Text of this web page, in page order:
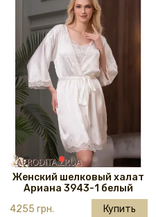
Женский шелковый халат
Ариана 3943-1 белый
4255 грн.
Купить